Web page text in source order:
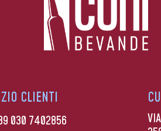
CLIENTI
030 7402856